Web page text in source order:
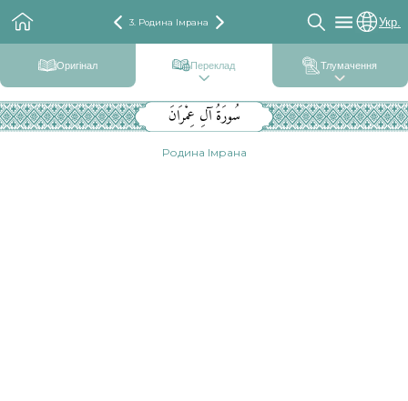
3. Родина Імрана Укр.
Оригінал Переклад Тлумачення
سُورَةُ آلِ عِمْرَانَ
Родина Імрана